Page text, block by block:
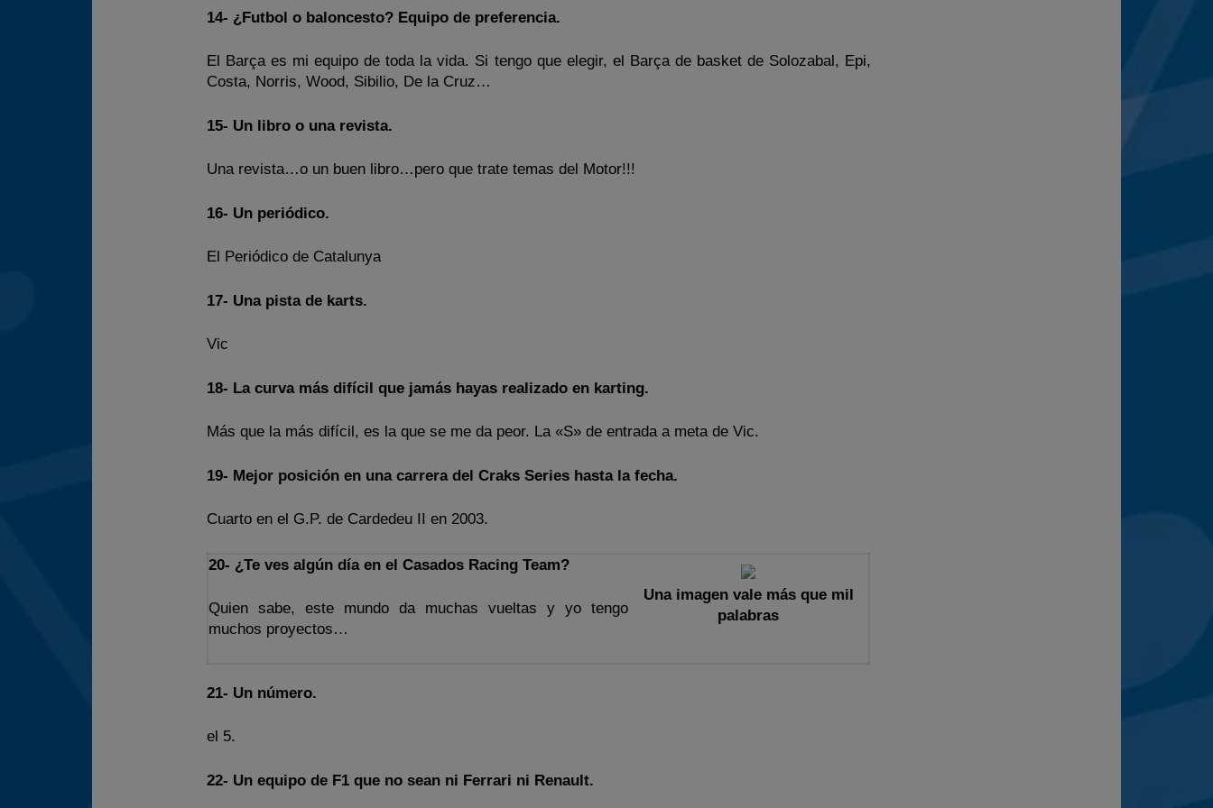
14- ¿Futbol o baloncesto? Equipo de preferencia.
El Barça es mi equipo de toda la vida. Si tengo que elegir, el Barça de basket de Solozabal, Epi,
Costa, Norris, Wood, Sibilio, De la Cruz…
15- Un libro o una revista.
Una revista…o un buen libro…pero que trate temas del Motor!!!
16- Un periódico.
El Periódico de Catalunya
17- Una pista de karts.
Vic
18- La curva más difícil que jamás hayas realizado en karting.
Más que la más difícil, es la que se me da peor. La «S» de entrada a meta de Vic.
19- Mejor posición en una carrera del Craks Series hasta la fecha.
Cuarto en el G.P. de Cardedeu II en 2003.
20- ¿Te ves algún día en el Casados Racing Team?
Quien sabe, este mundo da muchas vueltas y yo tengo
muchos proyectos…
Una imagen vale más que mil
palabras
21- Un número.
el 5.
22- Un equipo de F1 que no sean ni Ferrari ni Renault.